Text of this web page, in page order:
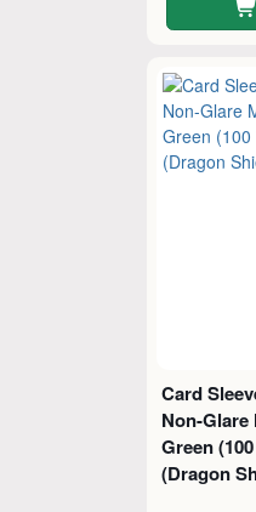
Card
Non-Glare
Green
(Dragon